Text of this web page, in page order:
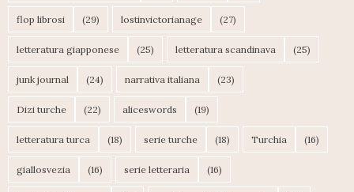
flop librosi (29) lostinvictorianage (27)
letteratura giapponese (25) letteratura scandinava (25)
junk journal (24) narrativa italiana (23)
Dizi turche (22) aliceswords (19)
letteratura turca (18) serie turche (18) Turchia (16)
giallosvezia (16) serie letteraria (16)